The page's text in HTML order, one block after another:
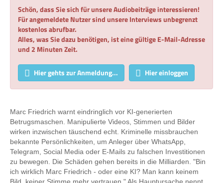
Schön, dass Sie sich für unsere Audiobeiträge interessieren!
Für angemeldete Nutzer sind unsere Interviews unbegrenzt
kostenlos abrufbar.
Alles, was Sie dazu benötigen, ist eine gültige E-Mail-Adresse
und 2 Minuten Zeit.
Hier gehts zur Anmeldung... Hier einloggen
Marc Friedrich warnt eindringlich vor KI-generierten
Betrugsmaschen. Manipulierte Videos, Stimmen und Bilder
wirken inzwischen täuschend echt. Kriminelle missbrauchen
bekannte Persönlichkeiten, um Anleger über WhatsApp,
Telegram, Social Media oder E-Mails zu falschen Investitionen
zu bewegen. Die Schäden gehen bereits in die Milliarden. "Bin
ich wirklich Marc Friedrich - oder eine KI? Man kann keinem
Bild, keiner Stimme mehr vertrauen." Als Hauptursache nennt